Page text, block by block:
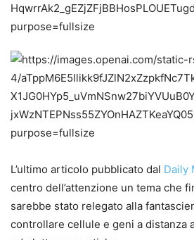
L’ultimo articolo pubblicato dal Daily
centro dell’attenzione un tema che
sarebbe stato relegato alla
controllare cellule e geni a distanza